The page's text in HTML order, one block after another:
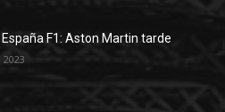
España F1: Aston Martin tarde